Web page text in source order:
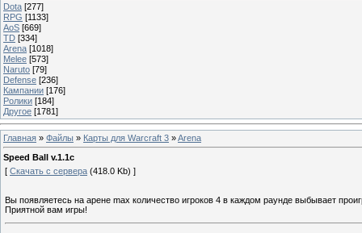
Dota [277]
RPG [1133]
AoS [669]
TD [334]
Arena [1018]
Melee [573]
Naruto [79]
Defense [236]
Кампании [176]
Ролики [184]
Другое [1781]
Главная » Файлы » Карты для Warcraft 3 »Arena
Speed Ball v.1.1c
[ Скачать с сервера (418.0 Kb) ]
Вы появляетесь на арене max количество игроков 4 в каждом раунде выбывает
Приятной вам игры!